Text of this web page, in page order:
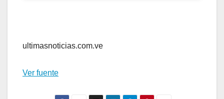
ultimasnoticias.com.ve
Ver fuente